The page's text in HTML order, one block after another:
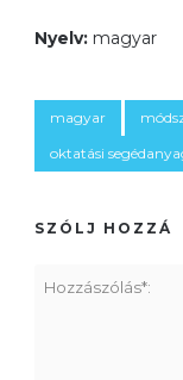
Nyelv: magyar
magyar
oktatási
SZÓLJ HOZZÁ